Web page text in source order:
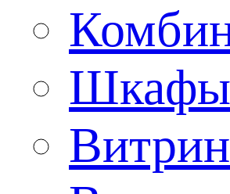
Шкафы